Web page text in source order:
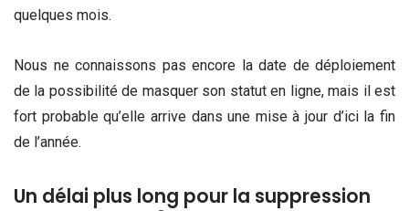
quelques mois.
Nous ne connaissons pas encore la date de déploiement
de la possibilité de masquer son statut en ligne, mais il est
fort probable qu’elle arrive dans une mise à jour d’ici la fin
de l’année.
Un délai plus long pour la suppression